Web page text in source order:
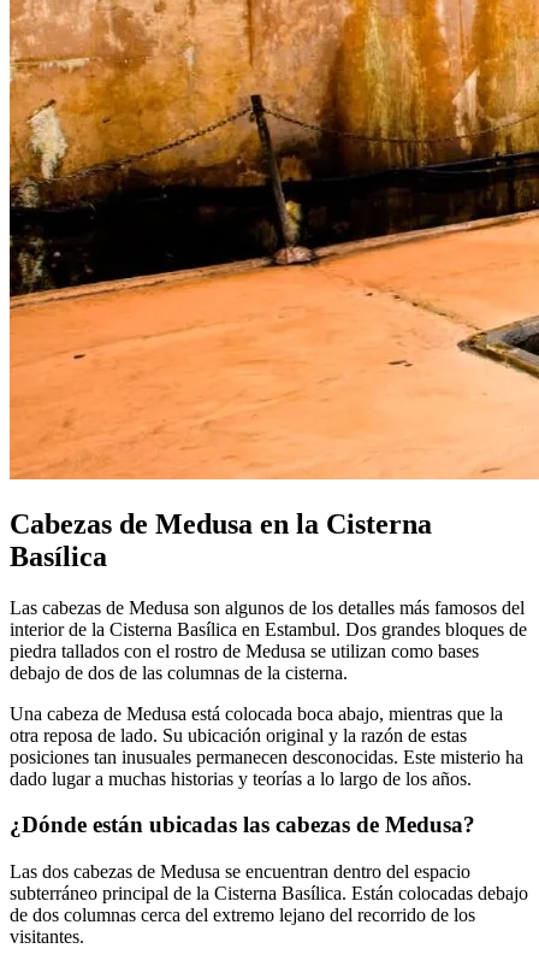
Cabezas de Medusa en la Cisterna
Basílica
Las cabezas de Medusa son algunos de los detalles más famosos del
interior de la Cisterna Basílica en Estambul. Dos grandes bloques de
piedra tallados con el rostro de Medusa se utilizan como bases
debajo de dos de las columnas de la cisterna.
Una cabeza de Medusa está colocada boca abajo, mientras que la
otra reposa de lado. Su ubicación original y la razón de estas
posiciones tan inusuales permanecen desconocidas. Este misterio ha
dado lugar a muchas historias y teorías a lo largo de los años.
¿Dónde están ubicadas las cabezas de Medusa?
Las dos cabezas de Medusa se encuentran dentro del espacio
subterráneo principal de la Cisterna Basílica. Están colocadas debajo
de dos columnas cerca del extremo lejano del recorrido de los
visitantes.